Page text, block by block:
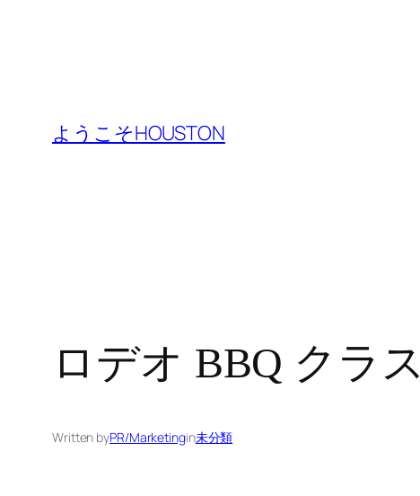
ようこそHOUSTON
ロデオ BBQ クラス
Written byPR/Marketingin未分類